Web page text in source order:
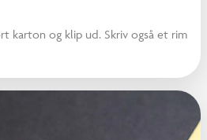
karton og klip ud. Skriv også et rim